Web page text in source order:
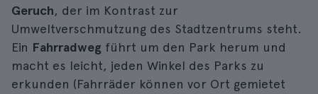
Geruch, der im Kontrast zur
Umweltverschmutzung des Stadtzentrums steht.
Ein Fahrradweg führt um den Park herum und
macht es leicht, jeden Winkel des Parks zu
erkunden (Fahrräder können vor Ort gemietet